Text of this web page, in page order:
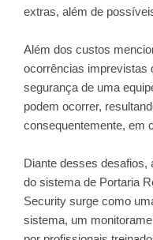
extras, além de
Além dos custos
ocorrências imprevistas
segurança de uma
podem ocorrer,
consequentemente, em
Diante desses desafios,
do sistema de Portaria
Security surge como
sistema, um